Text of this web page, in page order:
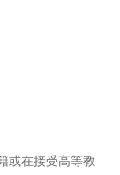
或在接受高等教